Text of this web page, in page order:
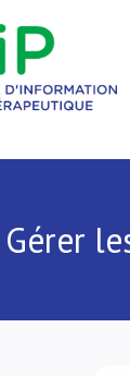
Gérer